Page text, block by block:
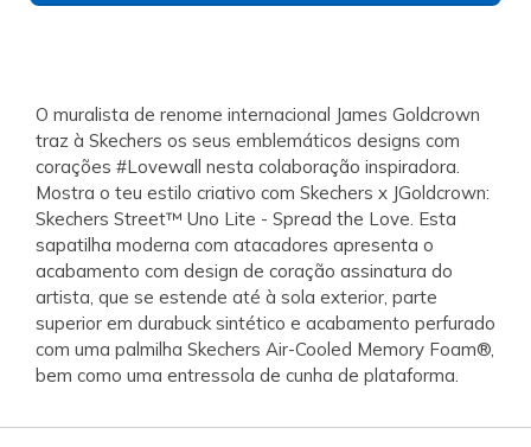
O muralista de renome internacional James Goldcrown
traz à Skechers os seus emblemáticos designs com
corações #Lovewall nesta colaboração inspiradora.
Mostra o teu estilo criativo com Skechers x JGoldcrown:
Skechers Street™ Uno Lite - Spread the Love. Esta
sapatilha moderna com atacadores apresenta o
acabamento com design de coração assinatura do
artista, que se estende até à sola exterior, parte
superior em durabuck sintético e acabamento perfurado
com uma palmilha Skechers Air-Cooled Memory Foam®,
bem como uma entressola de cunha de plataforma.